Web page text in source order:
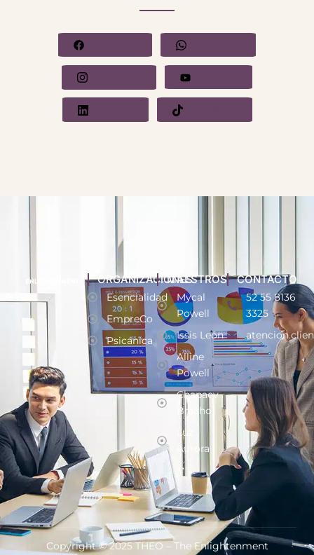
Linkedin Whatsapp
ORGANIZACIONES
Esencialidad
EmpreCo
Psicánica
MAESTROS
Mycal
Powell
Issis León
Alline
Powell
Chapaev
Bracho
Luz
Aurora
CONTACTO
52 55 8136
3325
Copyright © 2025 THEO – The Enlightenment